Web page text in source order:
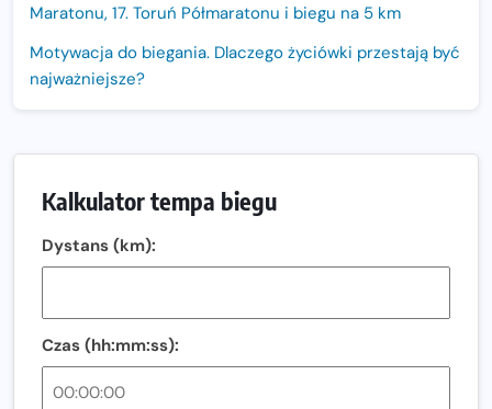
Maratonu, 17. Toruń Półmaratonu i biegu na 5 km
Motywacja do biegania. Dlaczego życiówki przestają być
najważniejsze?
Sprawdzony przebieg i profil stworzony do szybkiego
biegania
Amazfit Balance 3: Kompleksowe narzędzie dla biegacza
i zawodnika Hyrox?
Regeneracja w bieganiu. Co warto o niej wiedzieć?
Kalkulator tempa biegu
Dystans (km):
Czas (hh:mm:ss):